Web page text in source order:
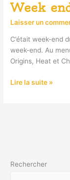
Week
Laisser un
C’était week-end
week-end. Au
Origins, Heat et
Lire la suite »
Rechercher